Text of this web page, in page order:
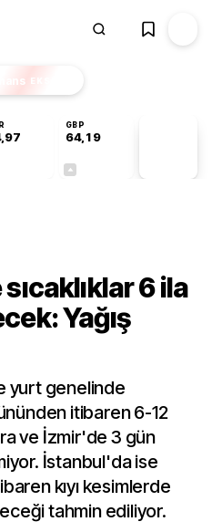
EKSTRA
GBP
64,19
6 ila
Yağış
yurt genelinde
itibaren 6-12
ve İzmir'de 3 gün
İstanbul'da ise
kıyı kesimlerde
tahmin ediliyor.